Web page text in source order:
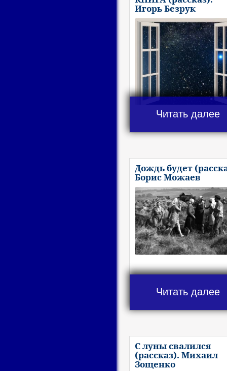
Игорь Безрук
Читать далее
Дождь будет
Борис Можаев
Читать далее
С луны свалился
(рассказ). Михаил
Зощенко